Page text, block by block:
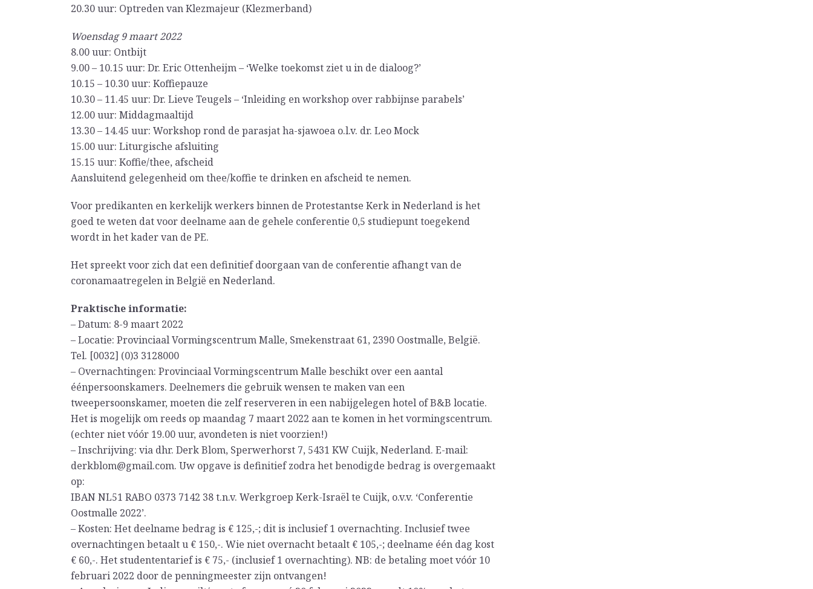
20.30 uur: Optreden van Klezmajeur (Klezmerband)
Woensdag 9 maart 2022
8.00 uur: Ontbijt
9.00 – 10.15 uur: Dr. Eric Ottenheijm – ‘Welke toekomst ziet u in de dialoog?’
10.15 – 10.30 uur: Koffiepauze
10.30 – 11.45 uur: Dr. Lieve Teugels – ‘Inleiding en workshop over rabbijnse parabels’
12.00 uur: Middagmaaltijd
13.30 – 14.45 uur: Workshop rond de parasjat ha-sjawoea o.l.v. dr. Leo Mock
15.00 uur: Liturgische afsluiting
15.15 uur: Koffie/thee, afscheid
Aansluitend gelegenheid om thee/koffie te drinken en afscheid te nemen.
Voor predikanten en kerkelijk werkers binnen de Protestantse Kerk in Nederland is het
goed te weten dat voor deelname aan de gehele conferentie 0,5 studiepunt toegekend
wordt in het kader van de PE.
Het spreekt voor zich dat een definitief doorgaan van de conferentie afhangt van de
coronamaatregelen in België en Nederland.
Praktische informatie:
– Datum: 8-9 maart 2022
– Locatie: Provinciaal Vormingscentrum Malle, Smekenstraat 61, 2390 Oostmalle, België.
Tel. [0032] (0)3 3128000
– Overnachtingen: Provinciaal Vormingscentrum Malle beschikt over een aantal
éénpersoonskamers. Deelnemers die gebruik wensen te maken van een
tweepersoonskamer, moeten die zelf reserveren in een nabijgelegen hotel of B&B locatie.
Het is mogelijk om reeds op maandag 7 maart 2022 aan te komen in het vormingscentrum.
(echter niet vóór 19.00 uur, avondeten is niet voorzien!)
– Inschrijving: via dhr. Derk Blom, Sperwerhorst 7, 5431 KW Cuijk, Nederland. E-mail:
derkblom@gmail.com. Uw opgave is definitief zodra het benodigde bedrag is overgemaakt
op:
IBAN NL51 RABO 0373 7142 38 t.n.v. Werkgroep Kerk-Israël te Cuijk, o.v.v. ‘Conferentie
Oostmalle 2022’.
– Kosten: Het deelname bedrag is € 125,-; dit is inclusief 1 overnachting. Inclusief twee
overnachtingen betaalt u € 150,-. Wie niet overnacht betaalt € 105,-; deelname één dag kost
€ 60,-. Het studententarief is € 75,- (inclusief 1 overnachting). NB: de betaling moet vóór 10
februari 2022 door de penningmeester zijn ontvangen!